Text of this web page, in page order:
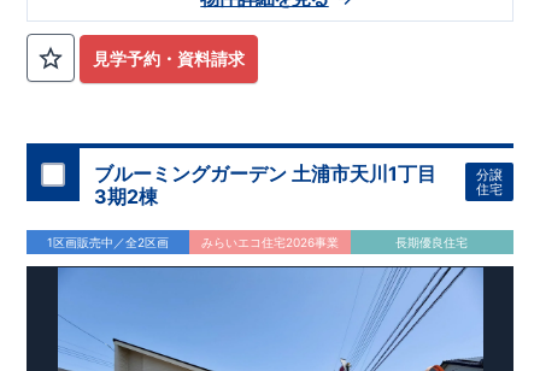
・何かと便利なロフト付 ​・可変間取
​【2階建】 ​・南向きインナーバルコニー
洋風タタミの
はLDKの雰囲気を壊しません
​『プライスカット法蓮店』徒歩約5分 ​『セブンイレブン奈良法
蓮町店』徒歩約5分
見学予約・資料請求
ブルーミングガーデン 土浦市天川1丁目
3期2棟
分譲
住宅
1区画販売中／全2区画 みらいエコ住宅2026事業 長期優良住宅